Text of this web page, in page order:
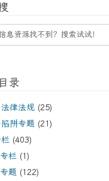
录
律法规 (25)
阱专题 (21)
(403)
栏 (1)
题 (122)